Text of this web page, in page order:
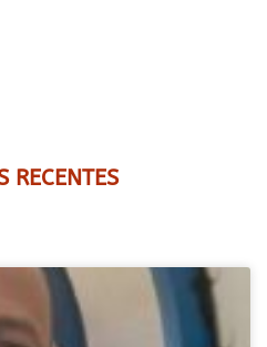
RECENTES